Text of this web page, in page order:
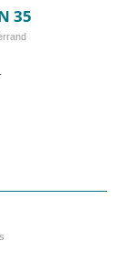
35